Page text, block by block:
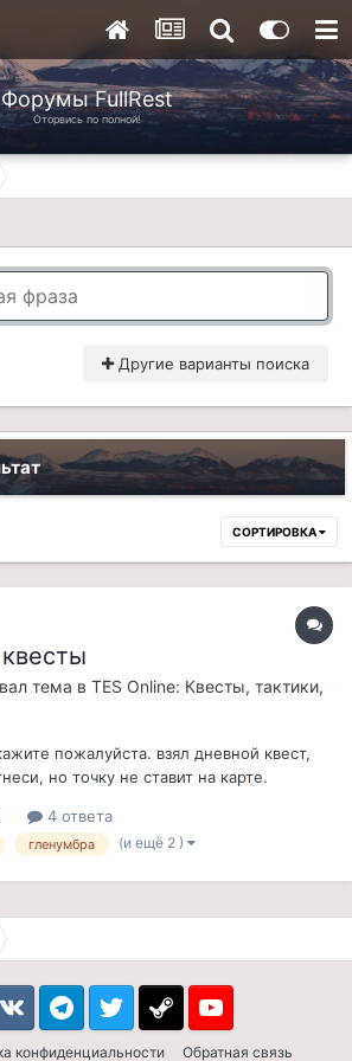
Форумы FullRest
Оторвись по полной!
Другие варианты поиска
СОРТИРОВКА
тема в TES Online: Квесты, тактики,
пожалуйста. взял дневной квест,
но точку не ставит на карте.
а иконка над сундуками не
в чем дело? что делаю не так?
4 ответа
гленумбра (и ещё 2 )
конфиденциальности Обратная связь
VK TelegramTwitter Steam Youtube